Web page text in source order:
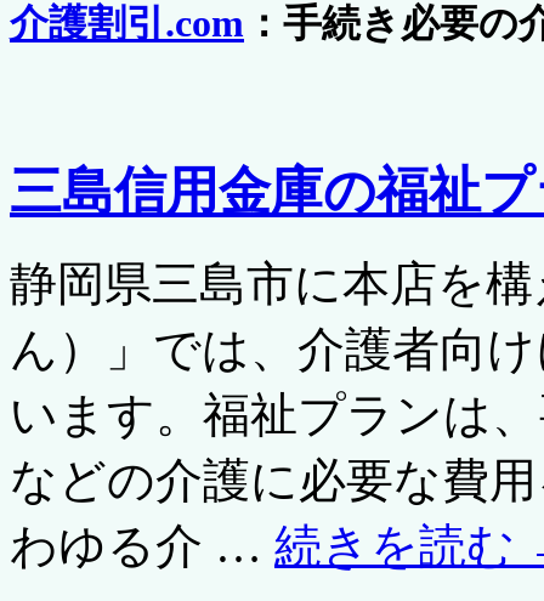
介護割引.com ：手続き必要の
三島信用金庫の福祉
静岡県三島市に本店を
ん）」では、介護者向
います。福祉プランは
などの介護に必要な費
わゆる介 … 続きを読む